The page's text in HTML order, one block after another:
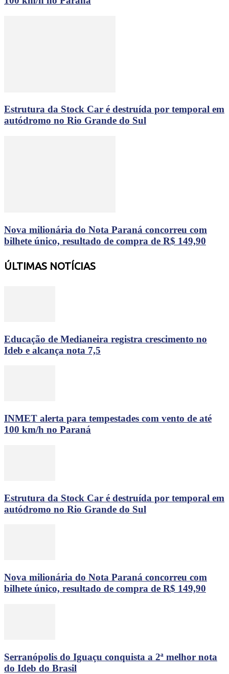
Estrutura da Stock Car é destruída por temporal em
autódromo no Rio Grande do Sul
Nova milionária do Nota Paraná concorreu com
bilhete único, resultado de compra de R$ 149,90
ÚLTIMAS NOTÍCIAS
Educação de Medianeira registra crescimento no
Ideb e alcança nota 7,5
INMET alerta para tempestades com vento de até
100 km/h no Paraná
Estrutura da Stock Car é destruída por temporal em
autódromo no Rio Grande do Sul
Nova milionária do Nota Paraná concorreu com
bilhete único, resultado de compra de R$ 149,90
Serranópolis do Iguaçu conquista a 2ª melhor nota
do Ideb do Brasil